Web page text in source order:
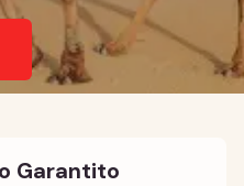
Garantito